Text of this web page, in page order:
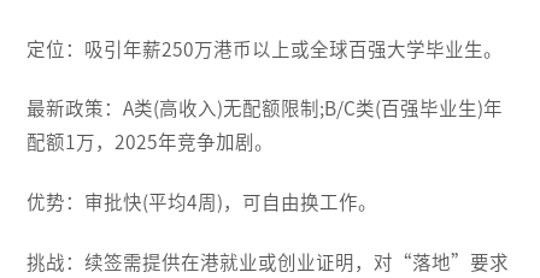
定位：吸引年薪250万港币以上或全球百强大学毕业生。
最新政策：A类(高收入)无配额限制;B/C类(百强毕业生)年
配额1万，2025年竞争加剧。
优势：审批快(平均4周)，可自由换工作。
挑战：续签需提供在港就业或创业证明，对“落地”要求